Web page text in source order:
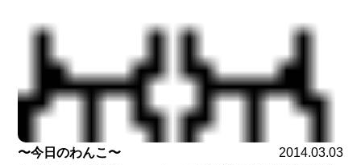
〜今日のわんこ〜
2014.03.03